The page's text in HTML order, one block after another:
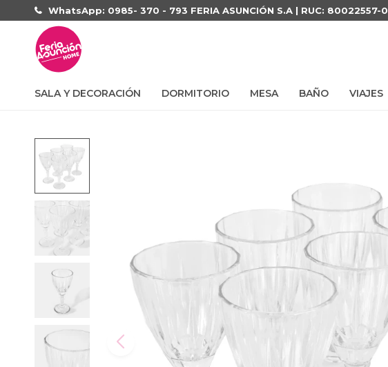
SALA Y DECORACIÓN DORMITORIO MESA BAÑO VIAJES
WhatsApp: 0985- 370 - 793 FERIA ASUNCIÓN S.A | RUC: 80022557-0